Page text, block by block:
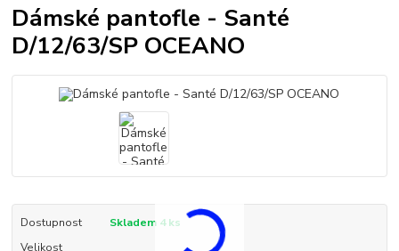
Dámské pantofle - Santé
D/12/63/SP OCEANO
Dostupnost
Skladem 4 ks
Velikost